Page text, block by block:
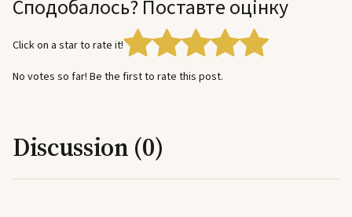
Сподобалось? Поставте оцінку
Click on a star to rate it!
No votes so far! Be the first to rate this post.
Discussion (0)